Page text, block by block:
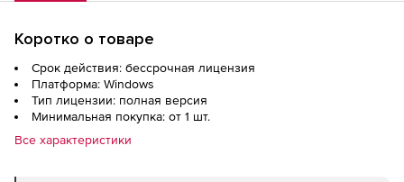
Коротко о товаре
Срок действия: бессрочная лицензия
Платформа: Windows
Тип лицензии: полная версия
Минимальная покупка: от 1 шт.
Все характеристики